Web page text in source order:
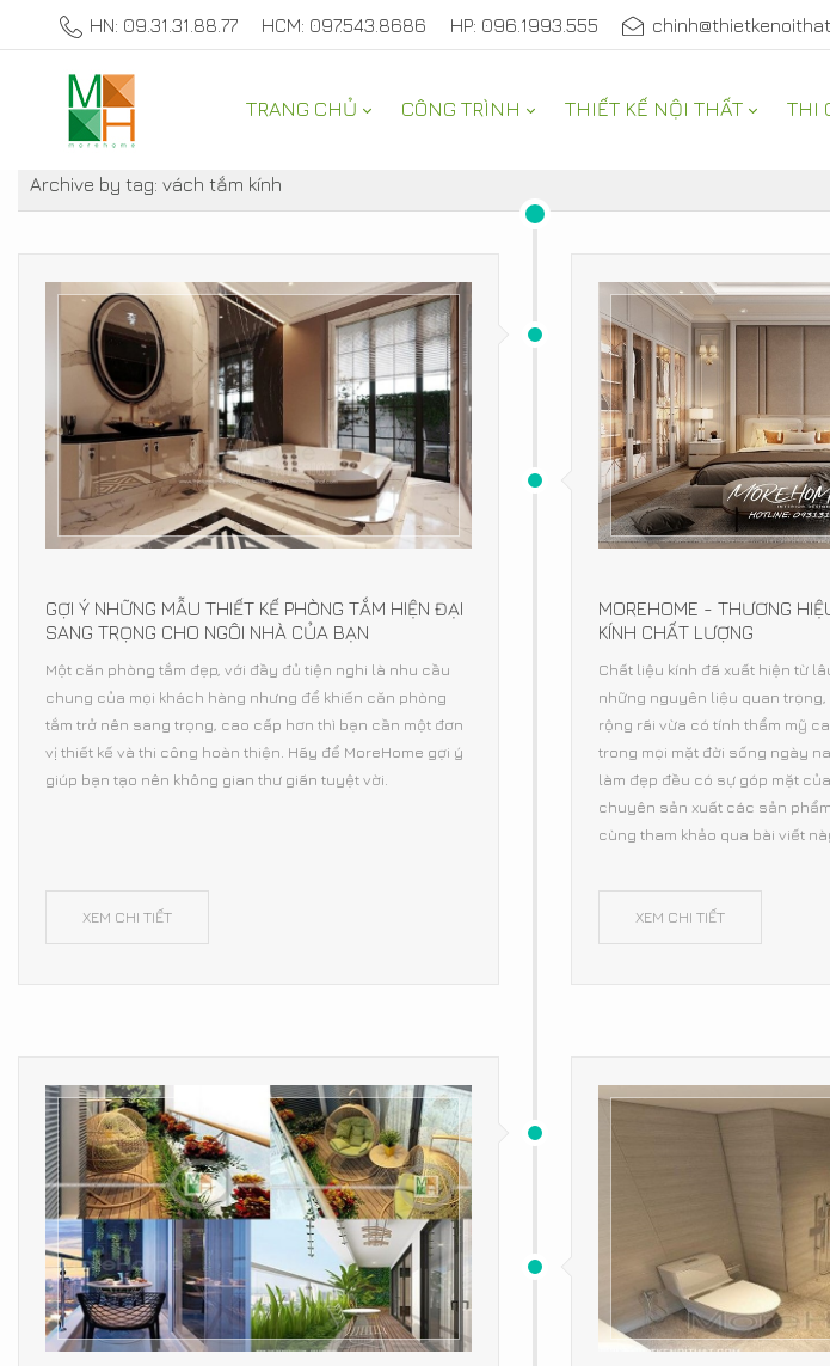
HN: 09.31.31.88.77 HCM: 097.543.8686 HP: 096.1993.555
TRANG CHỦ CÔNG TRÌNH THIẾT KẾ NỘI THẤT THI
TƯ VẤN NỘI THẤT NHÀ ĐẸP
Archive by tag: vách tắm kính
GỢI Ý NHỮNG MẪU THIẾT KẾ PHÒNG TẮM HIỆN ĐẠI
SANG TRỌNG CHO NGÔI NHÀ CỦA BẠN
Một căn phòng tắm đẹp, với đầy đủ tiện nghi là nhu cầu
chung của mọi khách hàng nhưng để khiến căn phòng
tắm trở nên sang trọng, cao cấp hơn thì bạn cần một đơn
vị thiết kế và thi công hoàn thiện. Hãy để MoreHome gợi ý
giúp bạn tạo nên không gian thư giãn tuyệt vời.
XEM CHI TIẾT
MOREHOME - THƯƠNG
KÍNH CHẤT LƯỢNG
Chất liệu kính đã xuất hiện từ
những nguyên liệu quan
rộng rãi vừa có tính thẩm mỹ
trong mọi mặt đời sống ngày
làm đẹp đều có sự góp mặt
chuyên sản xuất các sản
cùng tham khảo qua bài viết
XEM CHI TIẾT